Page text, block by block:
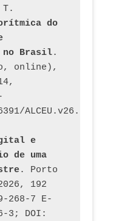
do
Brasil.
online),
e
de uma
. Porto
192
268-7 E-
3; DOI: